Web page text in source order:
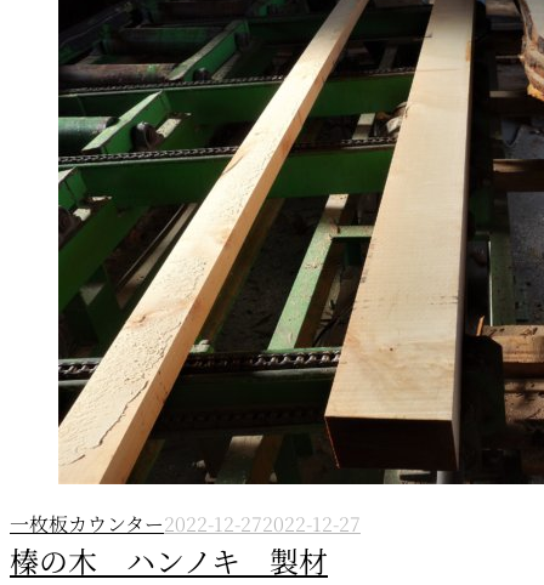
一枚板カウンター2022-12-272022-12-27
榛の木 ハンノキ 製材